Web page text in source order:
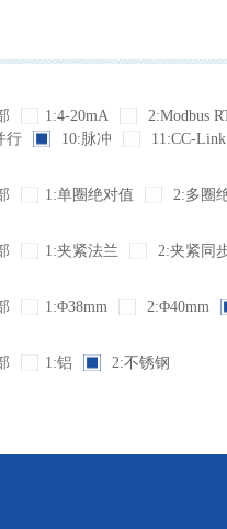
1:4-20mA 2:Modbus
行
10:脉冲 11:CC-Link
1:单圈绝对值 2:多圈
1:夹紧法兰 2:夹紧同
1:Φ38mm 2:Φ40mm
1:铝 2:不锈钢